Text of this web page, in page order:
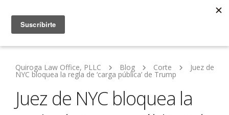
Quiroga Law Office, PLLC Blog Corte Juez de
NYC bloquea la regla de ‘carga pública’ de Trump
Juez de NYC bloquea la